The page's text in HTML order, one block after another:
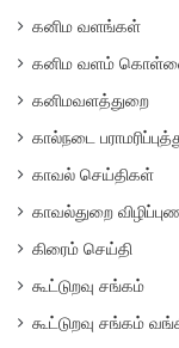
கனிம வளங்கள்
கனிம வளம்
கனிமவளத்துறை
கால்நடை
காவல் செய்திகள்
காவல்துறை
கிரைம் செய்தி
கூட்டுறவு சங்கம்
கூட்டுறவு சங்கம்